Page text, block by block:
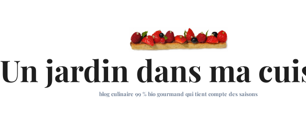
Un jardin dans ma
blog culinaire 99 % bio gourmand qui tient compte des saisons